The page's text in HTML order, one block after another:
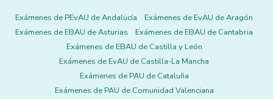
Exámenes de PEvAU de Andalucía
Exámenes de EvAU de Aragón
Exámenes de EBAU de Asturias
Exámenes de EBAU de Cantabria
Exámenes de EBAU de Castilla y León
Exámenes de EvAU de Castilla-La Mancha
Exámenes de PAU de Cataluña
Exámenes de PAU de Comunidad Valenciana